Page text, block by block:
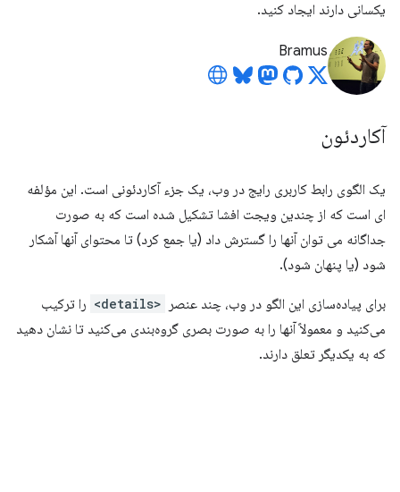
یکسانی دارند ایجاد کنید.
Bramus
آکاردئون
یک الگوی رابط کاربری رایج در وب، یک جزء آکاردئونی است. این مؤلفه
ای است که از چندین ویجت افشا تشکیل شده است که به صورت
جداگانه می توان آنها را گسترش داد (یا جمع کرد) تا محتوای آنها آشکار
شود (یا پنهان شود).
برای پیاده‌سازی این الگو در وب، چند عنصر <details>
را ترکیب
می‌کنید و معمولاً آنها را به صورت بصری گروه‌بندی می‌کنید تا نشان دهید
که به یکدیگر تعلق دارند.